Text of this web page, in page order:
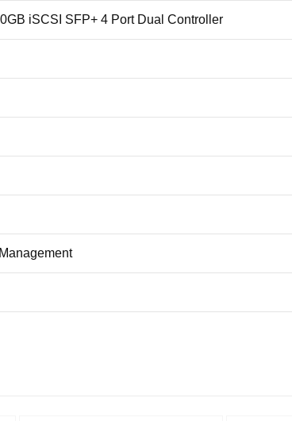
iSCSI SFP+ 4 Port Dual Controller